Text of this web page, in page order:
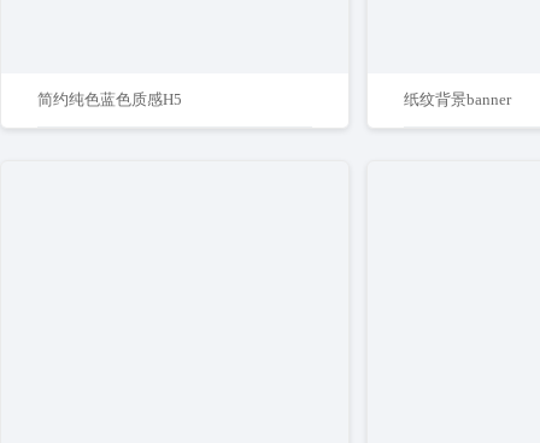
简约纯色蓝色质感H5 纸纹背景banner